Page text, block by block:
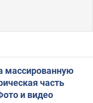
массированную
часть
и видео